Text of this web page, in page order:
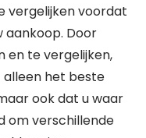
vergelijken voordat
aankoop. Door
en te vergelijken,
alleen het beste
ook dat u waar
om verschillende